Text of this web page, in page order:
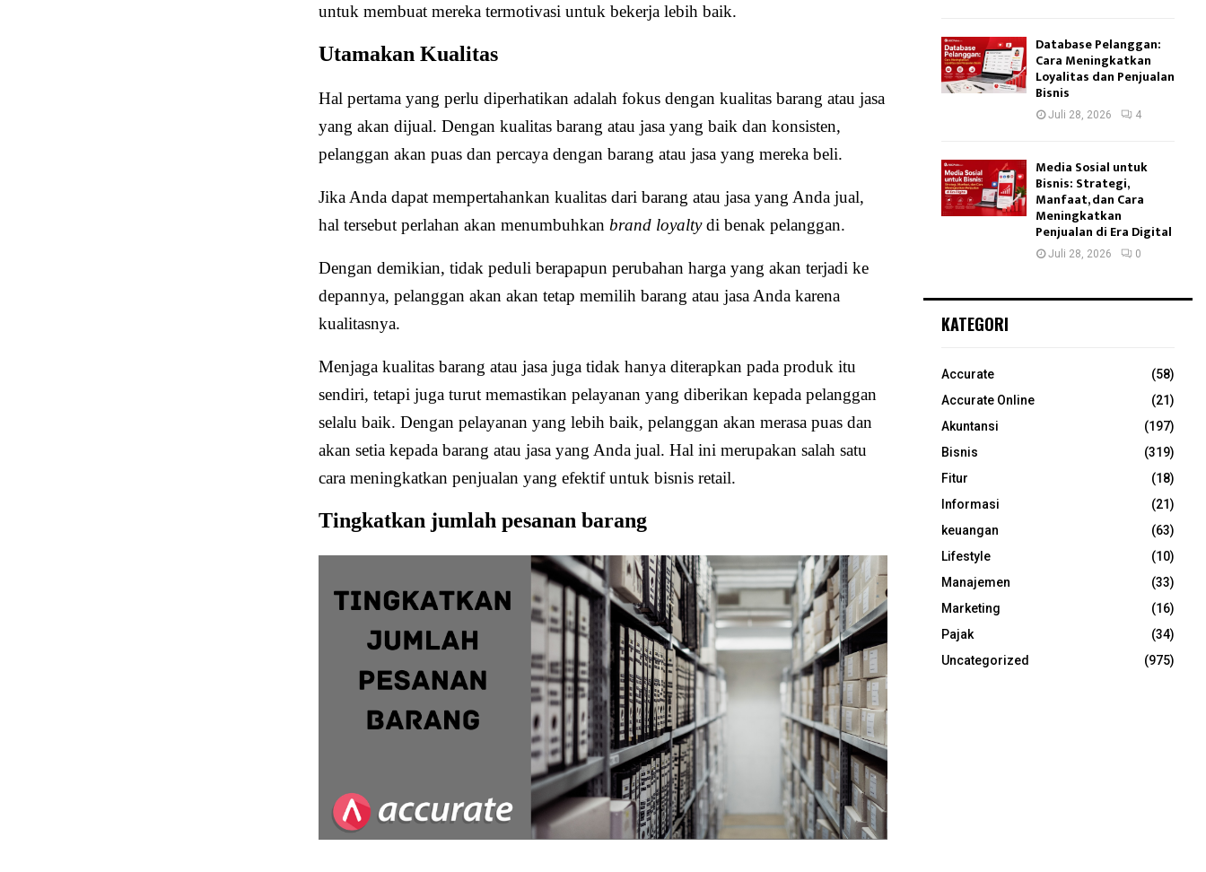
untuk membuat mereka termotivasi untuk bekerja lebih baik.
Utamakan Kualitas
Hal pertama yang perlu diperhatikan adalah fokus dengan kualitas barang atau jasa
yang akan dijual. Dengan kualitas barang atau jasa yang baik dan konsisten,
pelanggan akan puas dan percaya dengan barang atau jasa yang mereka beli.
Jika Anda dapat mempertahankan kualitas dari barang atau jasa yang Anda jual,
hal tersebut perlahan akan menumbuhkan brand loyaltydi benak pelanggan.
Dengan demikian, tidak peduli berapapun perubahan harga yang akan terjadi ke
depannya, pelanggan akan akan tetap memilih barang atau jasa Anda karena
kualitasnya.
Menjaga kualitas barang atau jasa juga tidak hanya diterapkan pada produk itu
sendiri, tetapi juga turut memastikan pelayanan yang diberikan kepada pelanggan
selalu baik. Dengan pelayanan yang lebih baik, pelanggan akan merasa puas dan
akan setia kepada barang atau jasa yang Anda jual. Hal ini merupakan salah satu
cara meningkatkan penjualan yang efektif untuk bisnis retail.
Tingkatkan jumlah pesanan barang
Database Pelanggan:
Cara Meningkatkan
Loyalitas dan Penjualan
Bisnis
Juli 28, 2026 4
Media Sosial untuk
Bisnis: Strategi,
Manfaat, dan Cara
Meningkatkan
Penjualan di Era Digital
Juli 28, 2026 0
KATEGORI
Accurate
(58)
Accurate Online
(21)
Akuntansi
(197)
Bisnis
(319)
Fitur
(18)
Informasi
(21)
keuangan
(63)
Lifestyle
(10)
Manajemen
(33)
Marketing
(16)
Pajak
(34)
Uncategorized
(975)